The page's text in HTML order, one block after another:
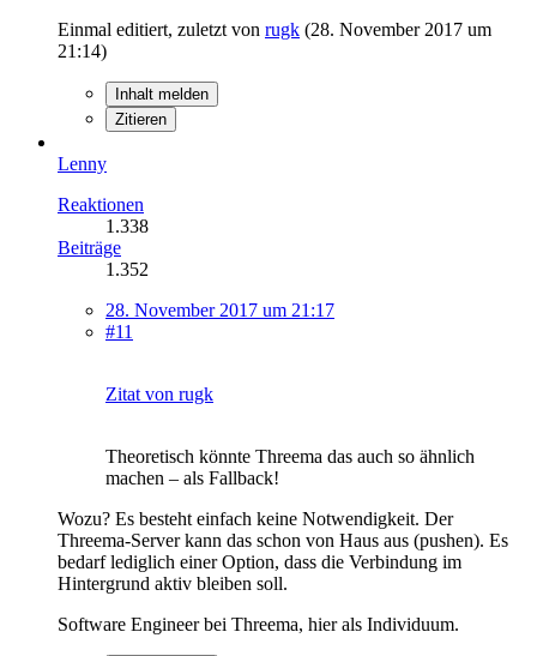
Einmal editiert, zuletzt von rugk (28. November 2017 um
21:14)
Inhalt melden
Zitieren
Lenny
Reaktionen
1.338
Beiträge
1.352
28. November 2017 um 21:17
#11
Zitat von rugk
Theoretisch könnte Threema das auch so ähnlich
machen – als Fallback!
Wozu? Es besteht einfach keine Notwendigkeit. Der
Threema-Server kann das schon von Haus aus (pushen). Es
bedarf lediglich einer Option, dass die Verbindung im
Hintergrund aktiv bleiben soll.
Software Engineer bei Threema, hier als Individuum.